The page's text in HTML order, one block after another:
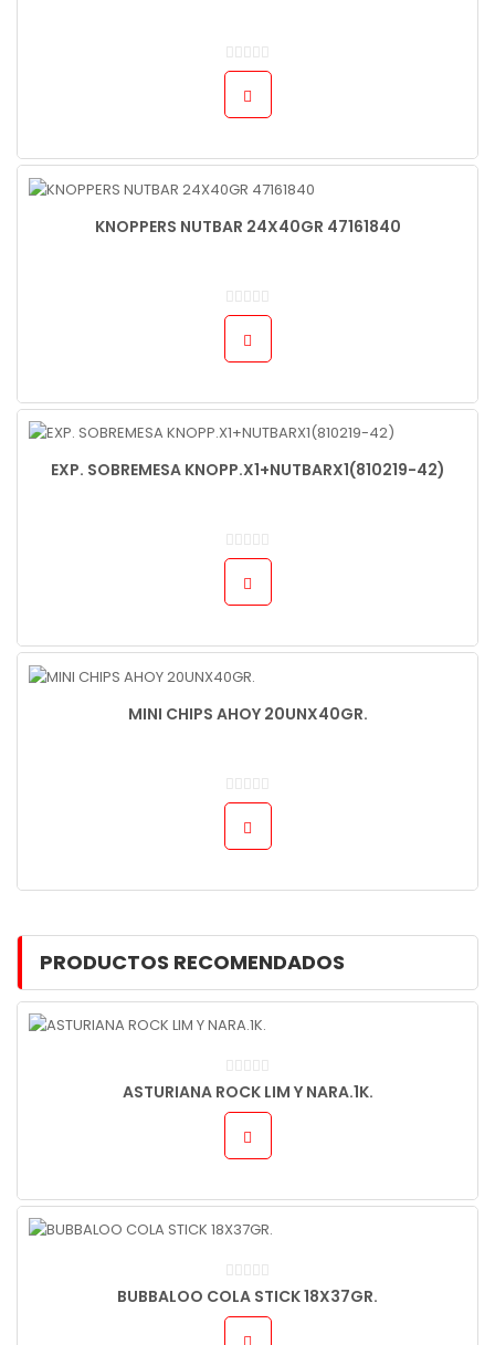
KNOPPERS NUTBAR 24X40GR 47161840
EXP. SOBREMESA KNOPP.X1+NUTBARX1(810219-42)
MINI CHIPS AHOY 20UNX40GR.
PRODUCTOS RECOMENDADOS
ASTURIANA ROCK LIM Y NARA.1K.
BUBBALOO COLA STICK 18X37GR.